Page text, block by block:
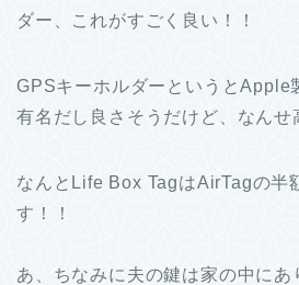
ダー、これがすごく良い！！
GPSキーホルダーというとApple
有名だし良さそうだけど、なんせ
なんとLife Box TagはAirTagの半
す！！
あ、ちなみに夫の鍵は家の中にあ